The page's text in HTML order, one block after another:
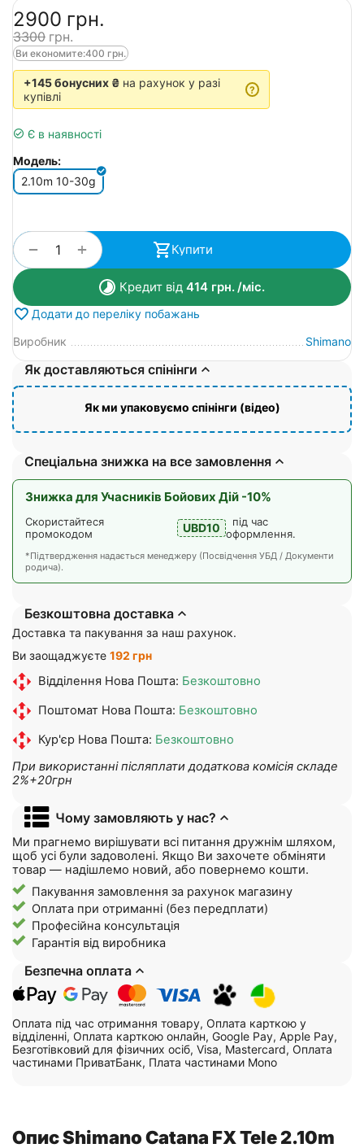
‍2900‍ грн.
‍3300‍ грн.
Ви економите:400 грн.
+145 бонусних ₴ на рахунок у разі
купівлі
?
Є в наявності
Модель:
2.10m 10-30g
+
− Купити
Кредит від 414 грн./міс.
Додати до переліку побажань
Виробник
Shimano
Як доставляються спінінги
Як ми упаковуємо спінінги (відео)
Спеціальна знижка на все замовлення
Знижка для Учасників Бойових Дій -10%
Скористайтеся
промокодом
UBD10
під час
оформлення.
*Підтвердження надається менеджеру (Посвідчення УБД / Документи
родича).
Безкоштовна доставка
Доставка та пакування за наш рахунок.
Ви заощаджуєте 192 грн
Відділення Нова Пошта: Безкоштовно
Поштомат Нова Пошта: Безкоштовно
Кур'єр Нова Пошта: Безкоштовно
При використанні післяплати додаткова комісія складе
2%+20грн
Чому замовляють у нас?
Ми прагнемо вирішувати всі питання дружнім шляхом,
щоб усі були задоволені. Якщо Ви захочете обміняти
товар — надішлемо новий, або повернемо кошти.
Пакування замовлення за рахунок магазину
Оплата при отриманні (без передплати)
Професійна консультація
Гарантія від виробника
Безпечна оплата
Оплата під час отримання товару, Оплата карткою у
відділенні, Оплата карткою онлайн, Google Pay, Apple Pay,
Безготівковий для фізичних осіб, Visa, Mastercard, Оплата
частинами ПриватБанк, Плата частинами Mono
Опис Shimano Catana FX Tele 2.10m